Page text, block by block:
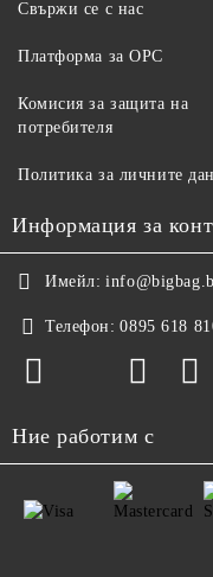
Свържи се с нас
Платформа за ОРС
Комисия за защита на
потребителя
Политика за личните
Информация за
Имейл:
Телефон: 0895 618
Ние работим с